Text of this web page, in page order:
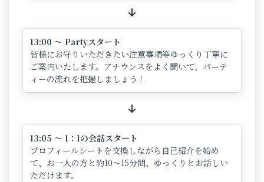
13:00 ～ Partyスタート
皆様にお守りいただきたい注意事項等ゆっくり丁寧に
ご案内いたします。アナウンスをよく聞いて、パーテ
ィーの流れを把握しましょう！
13:05 ～ 1：1の会話スタート
プロフィールシートを交換しながら自己紹介を始め
て、お一人の方と約10～15分間、ゆっくりとお話しい
ただけます。